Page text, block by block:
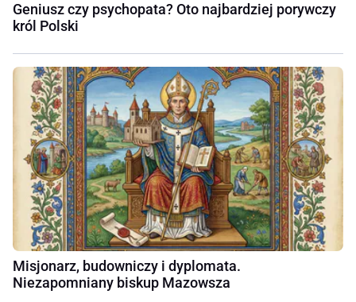
Geniusz czy psychopata? Oto najbardziej porywczy
król Polski
Misjonarz, budowniczy i dyplomata.
Niezapomniany biskup Mazowsza